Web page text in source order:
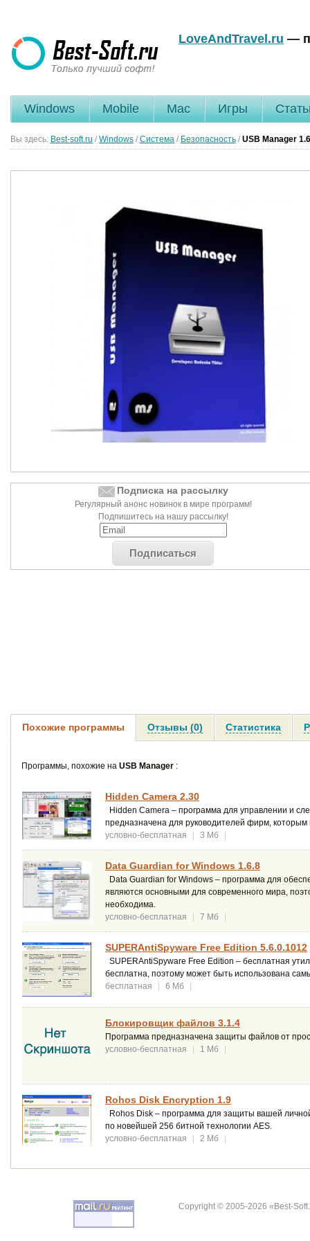
LoveAndTravel.ru —
Windows Mobile Mac Игры
Вы здесь: Best-soft.ru / Windows / Система / Безопасность / USB Manager 1.6
Подписка на рассылку
Регулярный анонс новинок в мире программ!
Подпишитесь на нашу рассылку!
Подписаться
Похожие программы Отзывы (0) Статистика
Программы, похожие на USB Manager :
Hidden Camera 2.30
Hidden Camera – программа для управлении и
предназначена для руководителей фирм,
условно-бесплатная
| 3 Мб |
Data Guardian for Windows 1.6.8
Data Guardian for Windows – программа для
являются основными для современного мира,
необходима.
условно-бесплатная
| 7 Мб |
SUPERAntiSpyware Free Edition 5.6.0.1012
SUPERAntiSpyware Free Edition – бесплатная
бесплатна, поэтому может быть использована
бесплатная
| 6 Мб |
Блокировщик файлов 3.1.4
Программа предназначена защиты файлов от
условно-бесплатная
| 1 Мб |
Rohos Disk Encryption 1.9
Rohos Disk – программа для защиты вашей
по новейшей 256 битной технологии AES.
условно-бесплатная
| 2 Мб |
Copyright © 2005-2026 «Best-